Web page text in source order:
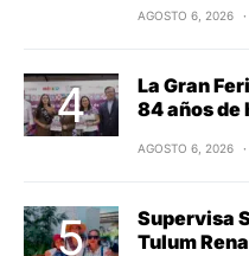
AGOSTO 6, 2026
La Gran
84 años de
AGOSTO 6, 2026
Supervisa
Tulum